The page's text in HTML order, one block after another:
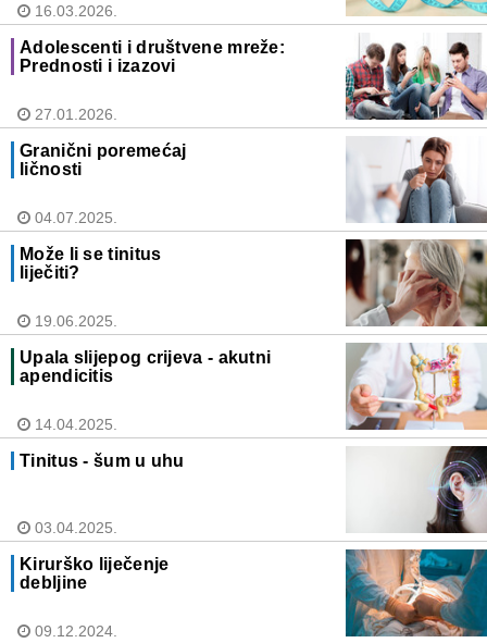
16.03.2026.
Adolescenti i društvene mreže:
Prednosti i izazovi
27.01.2026.
Granični poremećaj
ličnosti
04.07.2025.
Može li se tinitus
liječiti?
19.06.2025.
Upala slijepog crijeva - akutni
apendicitis
14.04.2025.
Tinitus - šum u uhu
03.04.2025.
Kirurško liječenje
debljine
09.12.2024.